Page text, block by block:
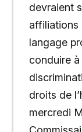
devraient
affiliations
langage
conduire
droits de
mercredi